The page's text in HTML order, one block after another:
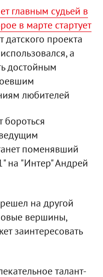
главным судьей в
в марте стартует
датского проекта
а
достойным
любителей
бороться
поменявший
на "Интер" Андрей
на другой
вершины,
заинтересовать
талант-